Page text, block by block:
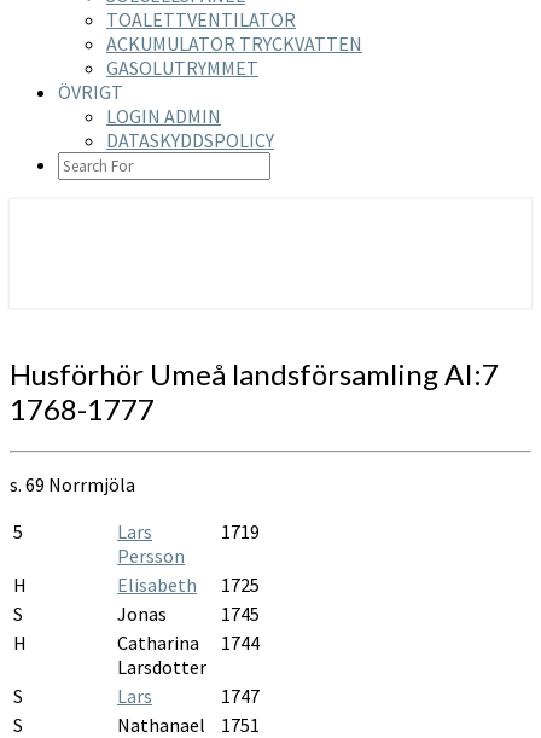
TOALETTVENTILATOR
ACKUMULATOR TRYCKVATTEN
GASOLUTRYMMET
ÖVRIGT
LOGIN ADMIN
DATASKYDDSPOLICY
SEARCH
ICON
Husförhör
Umeå
landsförsamling
1777
Husförhör Umeå landsförsamling AI:7
1768-1777
s. 69 Norrmjöla
5
Lars
Persson
1719
H Elisabeth
1725
S
Jonas
1745
H
Catharina
Larsdotter
1744
S Lars
1747
S
Nathanael
1751